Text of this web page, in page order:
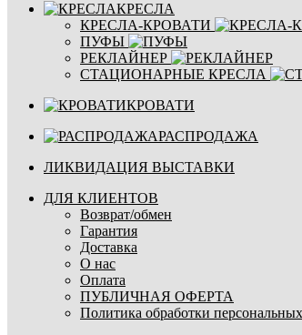
КРЕСЛА
КРЕСЛА-КРОВАТИ
ПУФЫ
РЕКЛАЙНЕР
СТАЦИОНАРНЫЕ КРЕСЛА
КРОВАТИ
РАСПРОДАЖА
ЛИКВИДАЦИЯ ВЫСТАВКИ
ДЛЯ КЛИЕНТОВ
Возврат/обмен
Гарантия
Доставка
О нас
Оплата
ПУБЛИЧНАЯ ОФЕРТА
Политика обработки